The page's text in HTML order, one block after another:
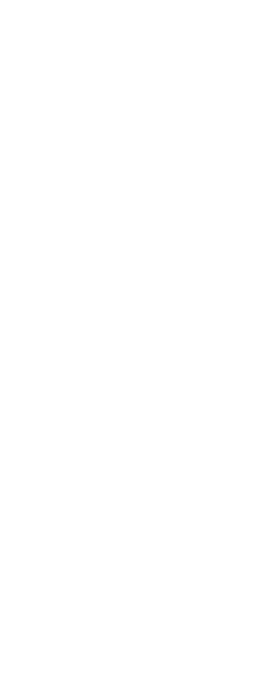
能な商品です。
予定のある商品です。
は確認中の商品です。
す。
す。